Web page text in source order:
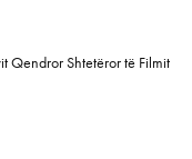
Qendror Shtetëror të Filmit